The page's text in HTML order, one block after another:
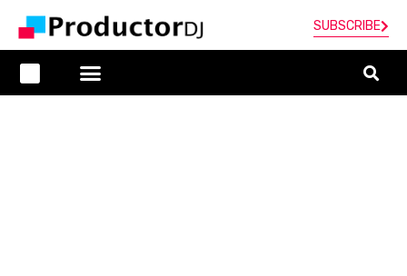
SUBSCRIBE